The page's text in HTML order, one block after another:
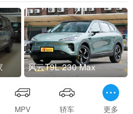
风云T9L 230 Max
MPV 轿车 更多